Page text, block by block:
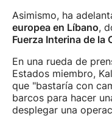
Asimismo, ha
europea en Líbano,
Fuerza Interina de la
En una rueda de
Estados miembro,
que "bastaría con
barcos para hacer
desplegar una